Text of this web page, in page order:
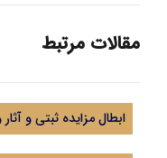
مقالات مرتبط
ابطال مزایده ثبتی و